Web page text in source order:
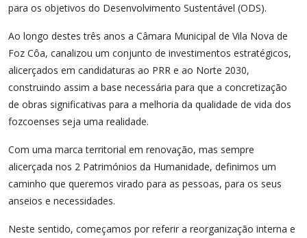
para os objetivos do Desenvolvimento Sustentável (ODS).
Ao longo destes três anos a Câmara Municipal de Vila Nova de
Foz Côa, canalizou um conjunto de investimentos estratégicos,
alicerçados em candidaturas ao PRR e ao Norte 2030,
construindo assim a base necessária para que a concretização
de obras significativas para a melhoria da qualidade de vida dos
fozcoenses seja uma realidade.
Com uma marca territorial em renovação, mas sempre
alicerçada nos 2 Patrimónios da Humanidade, definimos um
caminho que queremos virado para as pessoas, para os seus
anseios e necessidades.
Neste sentido, começamos por referir a reorganização interna e